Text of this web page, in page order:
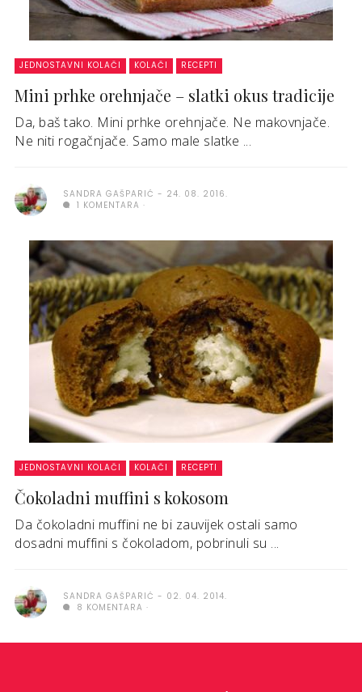
JEDNOSTAVNI KOLAČI KOLAČI RECEPTI
Mini prhke orehnjače – slatki okus tradicije
Da, baš tako. Mini prhke orehnjače. Ne makovnjače.
Ne niti rogačnjače. Samo male slatke ...
SANDRA GAŠPARIĆ
24. 08. 2016.
1 KOMENTARA
JEDNOSTAVNI KOLAČI KOLAČI RECEPTI
Čokoladni muffini s kokosom
Da čokoladni muffini ne bi zauvijek ostali samo
dosadni muffini s čokoladom, pobrinuli su ...
SANDRA GAŠPARIĆ
02. 04. 2014.
8 KOMENTARA